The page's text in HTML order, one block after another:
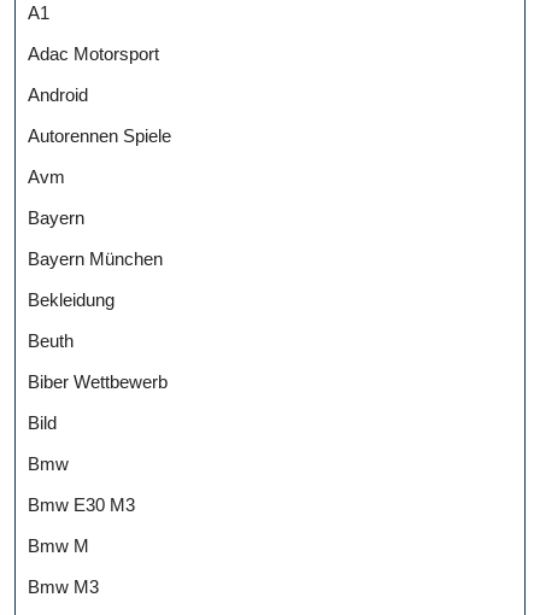
A1
Adac Motorsport
Android
Autorennen Spiele
Avm
Bayern
Bayern München
Bekleidung
Beuth
Biber Wettbewerb
Bild
Bmw
Bmw E30 M3
Bmw M
Bmw M3